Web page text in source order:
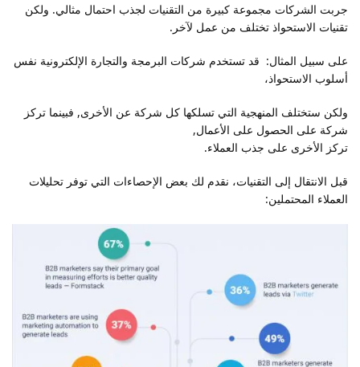
جربت الشركات مجموعة كبيرة من التقنيات لجذب احتمال مثالي. ولكن
تقنيات الاستحواذ تختلف من عمل لآخر.
على سبيل المثال: قد تستخدم شركات البرمجة والتجارة الإلكترونية نفس
أسلوب الاستحواذ،
ولكن ستختلف المنهجية التي تسلكها كل شركة عن الأخرى, فبينما تركز
شركة على الحصول على الأعمال,
تركز الأخرى على جذب العملاء.
قبل الانتقال إلى التقنيات، نقدم لك بعض الإحصاءات التي توفر تحليلات
العملاء المحتملين: